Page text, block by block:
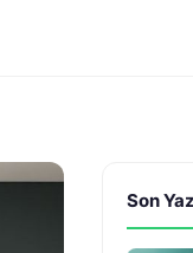
Son